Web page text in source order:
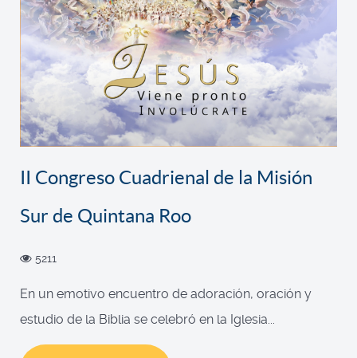
II Congreso Cuadrienal de la Misión
Sur de Quintana Roo
5211
En un emotivo encuentro de adoración, oración y
estudio de la Biblia se celebró en la Iglesia...